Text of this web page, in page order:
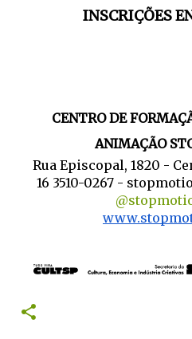
INSCRIÇÕES
CENTRO DE
ANIMAÇÃO
Rua Episcopal, 1820 -
16 3510-0267 -